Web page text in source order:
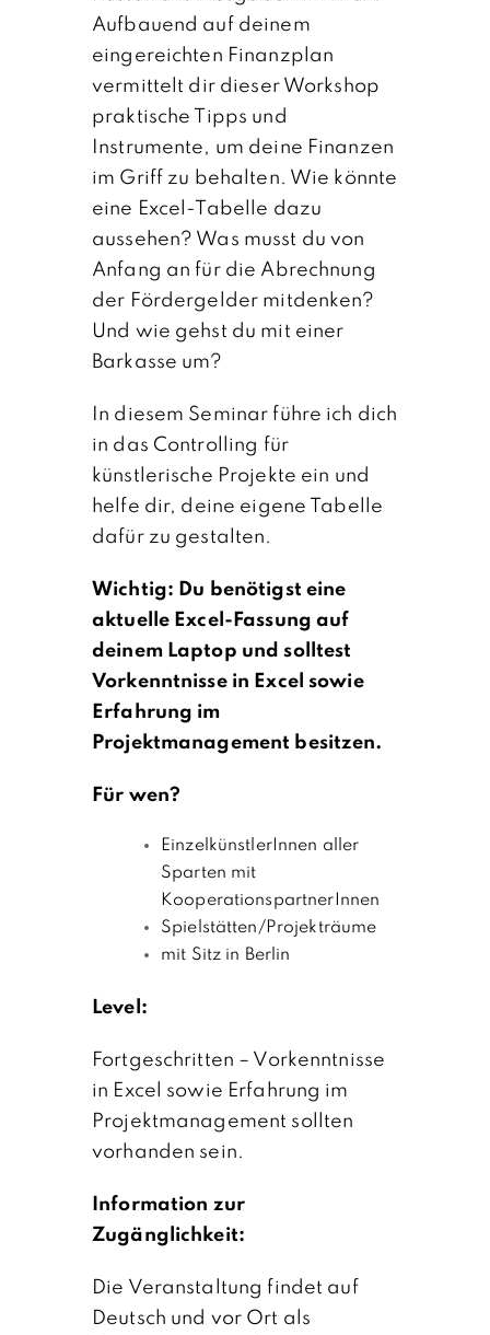
Aufbauend auf deinem
eingereichten Finanzplan
vermittelt dir dieser Workshop
praktische Tipps und
Instrumente, um deine Finanzen
im Griff zu behalten. Wie könnte
eine Excel-Tabelle dazu
aussehen? Was musst du von
Anfang an für die Abrechnung
der Fördergelder mitdenken?
Und wie gehst du mit einer
Barkasse um?
In diesem Seminar führe ich dich
in das Controlling für
künstlerische Projekte ein und
helfe dir, deine eigene Tabelle
dafür zu gestalten.
Wichtig: Du benötigst eine
aktuelle Excel-Fassung auf
deinem Laptop und solltest
Vorkenntnisse in Excel sowie
Erfahrung im
Projektmanagement besitzen.
Für wen?
EinzelkünstlerInnen aller
Sparten mit
KooperationspartnerInnen
Spielstätten/Projekträume
mit Sitz in Berlin
Level:
Fortgeschritten – Vorkenntnisse
in Excel sowie Erfahrung im
Projektmanagement sollten
vorhanden sein.
Information zur
Zugänglichkeit:
Die Veranstaltung findet auf
Deutsch und vor Ort als